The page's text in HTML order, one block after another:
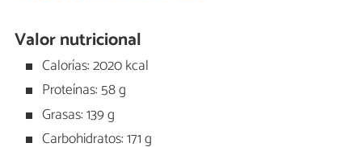
Valor nutricional
Calorías: 2020 kcal
Proteínas: 58 g
Grasas: 139 g
Carbohidratos: 171 g